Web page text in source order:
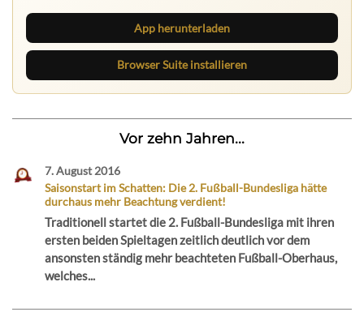
App herunterladen
Browser Suite installieren
Vor zehn Jahren...
7. August 2016
Saisonstart im Schatten: Die 2. Fußball-Bundesliga hätte
durchaus mehr Beachtung verdient!
Traditionell startet die 2. Fußball-Bundesliga mit ihren
ersten beiden Spieltagen zeitlich deutlich vor dem
ansonsten ständig mehr beachteten Fußball-Oberhaus,
welches...